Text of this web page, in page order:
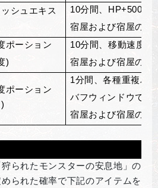
シュエキス
10分間、HP+5000
宿屋および宿屋の地
ポーション
)
10分間、移動速度
宿屋および宿屋の地
ポーション
1分間、各種重複バ
バフウィンドウで確
宿屋および宿屋の地
られたモンスターの安息地」の
られた確率で下記のアイテムを